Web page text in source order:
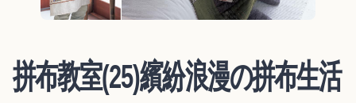
拼布教室(25)繽紛浪漫の拼布生活